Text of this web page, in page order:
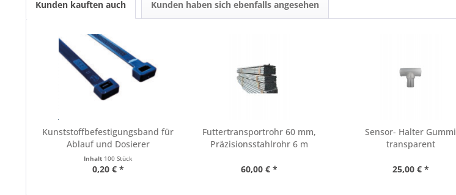
Kunden kauften auch Kunden haben sich ebenfalls angesehen
Kunststoffbefestigungsband für
Ablauf und Dosierer
Inhalt 100 Stück
0,20 € *
Futtertransportrohr 60 mm,
Präzisionsstahlrohr 6 m
60,00 € *
Sensor- Halter Gummi
transparent
25,00 € *